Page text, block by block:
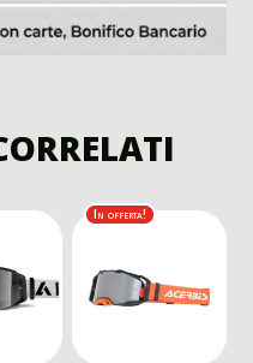
In offerta!